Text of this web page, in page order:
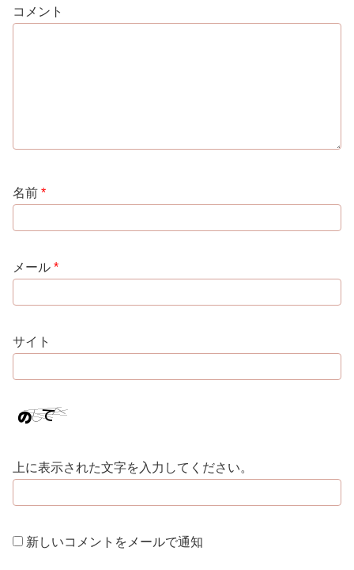
コメント
名前 *
メール *
サイト
上に表示された文字を入力してください。
新しいコメントをメールで通知